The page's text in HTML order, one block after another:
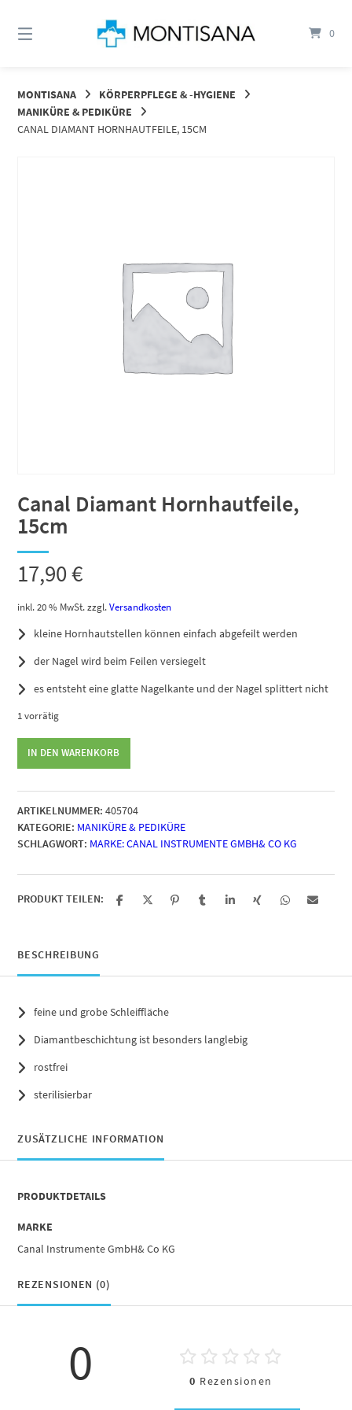
zum
0
MONTISANA
KÖRPERPFLEGE & -HYGIENE
MANIKÜRE & PEDIKÜRE
CANAL DIAMANT HORNHAUTFEILE, 15CM
Canal Diamant Hornhautfeile,
15cm
17,90€
inkl. 20 % MwSt. zzgl.Versandkosten
kleine Hornhautstellen können einfach abgefeilt werden
der Nagel wird beim Feilen versiegelt
es entsteht eine glatte Nagelkante und der Nagel splittert nicht
1 vorrätig
15cm
Menge
IN DEN WARENKORB
ARTIKELNUMMER: 405704
KATEGORIE: MANIKÜRE & PEDIKÜRE
SCHLAGWORT: MARKE: CANAL INSTRUMENTE GMBH& CO KG
PRODUKT TEILEN:
BESCHREIBUNG
feine und grobe Schleiffläche
Diamantbeschichtung ist besonders langlebig
rostfrei
sterilisierbar
ZUSÄTZLICHE INFORMATION
PRODUKTDETAILS
MARKE
Canal Instrumente GmbH& Co KG
REZENSIONEN (0)
0 0 Rezensionen